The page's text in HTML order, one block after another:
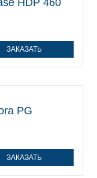
ЗАКАЗАТЬ
ЗАКАЗАТЬ